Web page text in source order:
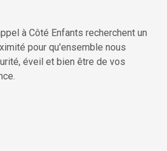
à Côté Enfants recherchent un
pour qu'ensemble nous
éveil et bien être de vos